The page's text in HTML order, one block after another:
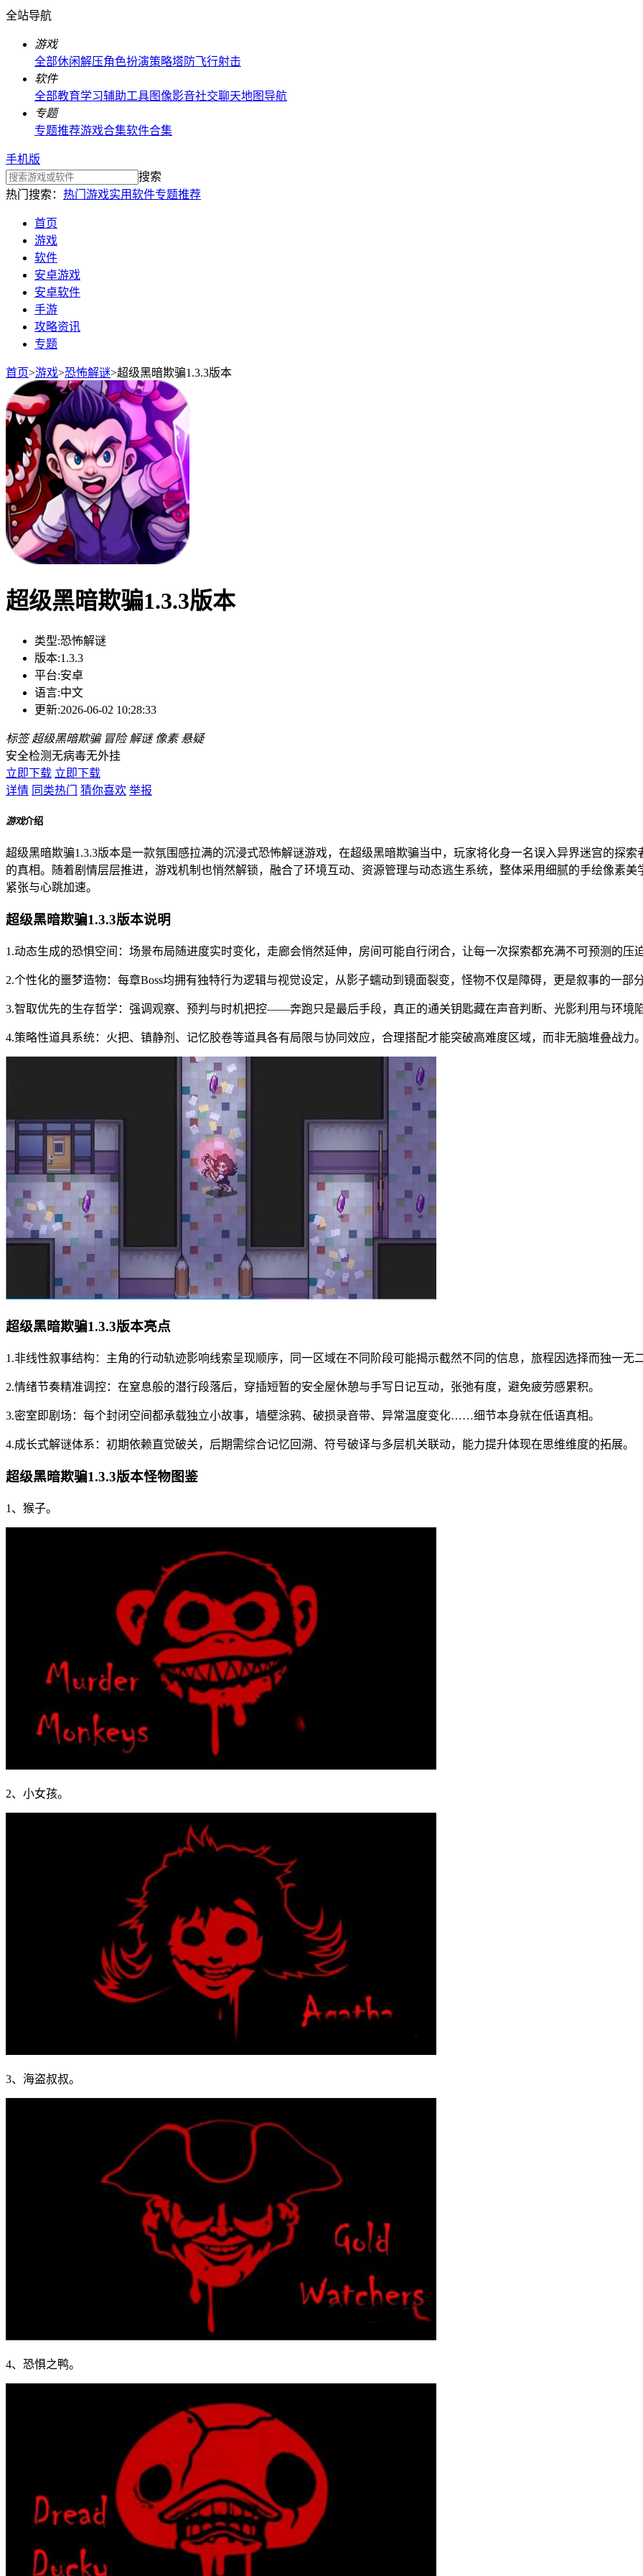
全站导航
游戏
全部休闲解压角色扮演策略塔防飞行射击
软件
全部教育学习辅助工具图像影音社交聊天地图导航
专题
专题推荐游戏合集软件合集
手机版
搜索
热门搜索： 热门游戏实用软件专题推荐
首页
游戏
软件
安卓游戏
安卓软件
手游
攻略资讯
专题
首页>游戏>恐怖解谜>超级黑暗欺骗1.3.3版本
超级黑暗欺骗1.3.3版本
类型:恐怖解谜
版本:1.3.3
平台:安卓
语言:中文
更新:2026-06-02 10:28:33
标签 超级黑暗欺骗 冒险 解谜 像素 悬疑
安全检测无病毒无外挂
立即下载 立即下载
详情 同类热门 猜你喜欢 举报
游戏介绍
超级黑暗欺骗1.3.3版本是一款氛围感拉满的沉浸式恐怖解谜游戏，在超级黑暗欺骗当中，玩家将化身一名误入异界迷宫的探
的真相。随着剧情层层推进，游戏机制也悄然解锁，融合了环境互动、资源管理与动态逃生系统，整体采用细腻的手绘像素
紧张与心跳加速。
超级黑暗欺骗1.3.3版本说明
1.动态生成的恐惧空间：场景布局随进度实时变化，走廊会悄然延伸，房间可能自行闭合，让每一次探索都充满不可预测的压迫
2.个性化的噩梦造物：每章Boss均拥有独特行为逻辑与视觉设定，从影子蠕动到镜面裂变，怪物不仅是障碍，更是叙事的一部分
3.智取优先的生存哲学：强调观察、预判与时机把控——奔跑只是最后手段，真正的通关钥匙藏在声音判断、光影利用与环境
4.策略性道具系统：火把、镇静剂、记忆胶卷等道具各有局限与协同效应，合理搭配才能突破高难度区域，而非无脑堆叠战力。
超级黑暗欺骗1.3.3版本亮点
1.非线性叙事结构：主角的行动轨迹影响线索呈现顺序，同一区域在不同阶段可能揭示截然不同的信息，旅程因选择而独一无二
2.情绪节奏精准调控：在窒息般的潜行段落后，穿插短暂的安全屋休憩与手写日记互动，张弛有度，避免疲劳感累积。
3.密室即剧场：每个封闭空间都承载独立小故事，墙壁涂鸦、破损录音带、异常温度变化……细节本身就在低语真相。
4.成长式解谜体系：初期依赖直觉破关，后期需综合记忆回溯、符号破译与多层机关联动，能力提升体现在思维维度的拓展。
超级黑暗欺骗1.3.3版本怪物图鉴
1、猴子。
2、小女孩。
3、海盗叔叔。
4、恐惧之鸭。